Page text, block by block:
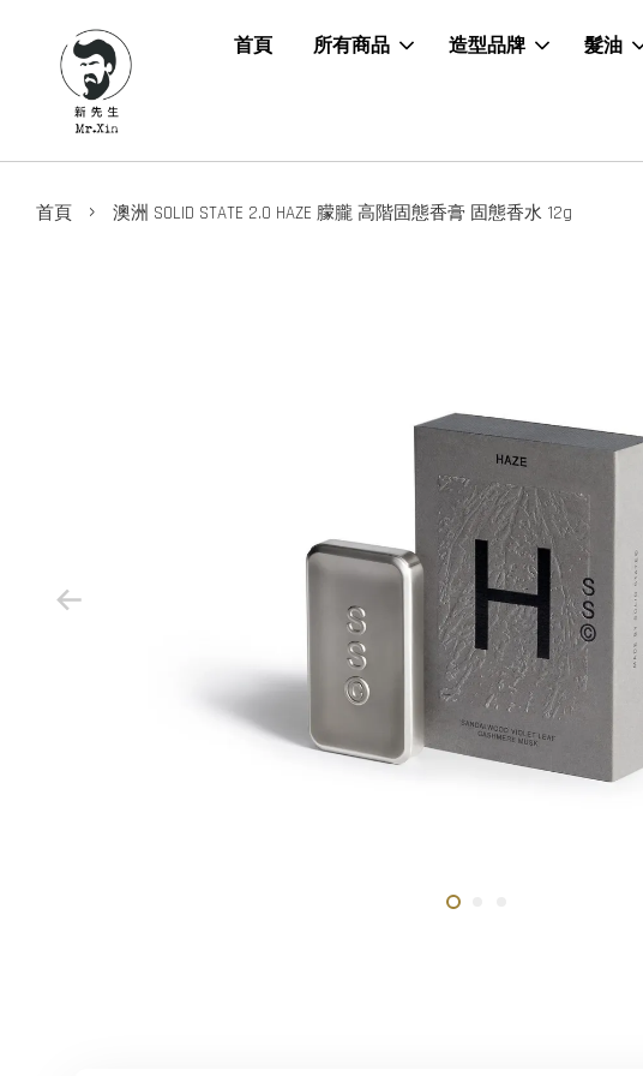
首頁 所有商品 造型品牌 髮油
首頁 › 澳洲 SOLID STATE 2.0 HAZE 朦朧 高階固態香膏 固態香水 12g